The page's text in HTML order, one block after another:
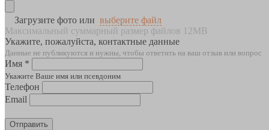
Загрузите фото или выберите файл
Максимальный суммарный размер файлов 12MB
Укажите, пожалуйста, контактные данные
Данные не публикуются и нужны, чтобы ответить на ваш отзыв или вопрос
Имя *
Укажите Ваше имя или псевдоним
Телефон
Email
Отправить